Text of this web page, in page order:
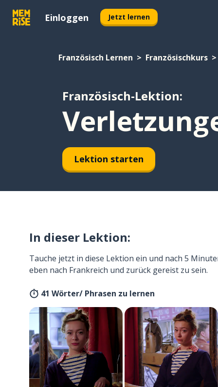
Einloggen Jetzt lernen
Französisch Lernen Französischkurs
Französisch-Lektion:
Lektion starten
In dieser Lektion:
Tauche jetzt in diese Lektion ein und nach 5
eben nach Frankreich und zurück gereist zu sein.
41 Wörter/ Phrasen zu lernen